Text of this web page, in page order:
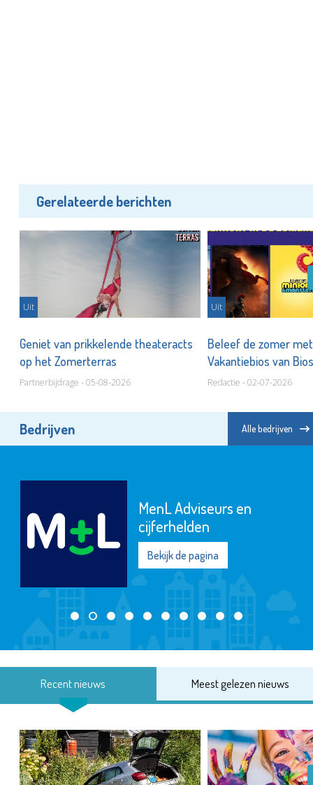
Gerelateerde berichten
Uit
Geniet van prikkelende theateracts
op het Zomerterras
Partnerbijdrage - 05-08-2026
Uit
Beleef de zomer
Vakantiebios van
Redactie - 02-07-2026
Bedrijven Alle bedrijven
MenL Adviseurs en
cijferhelden
Bekijk de pagina
Recent nieuws Meest gelezen nieuws